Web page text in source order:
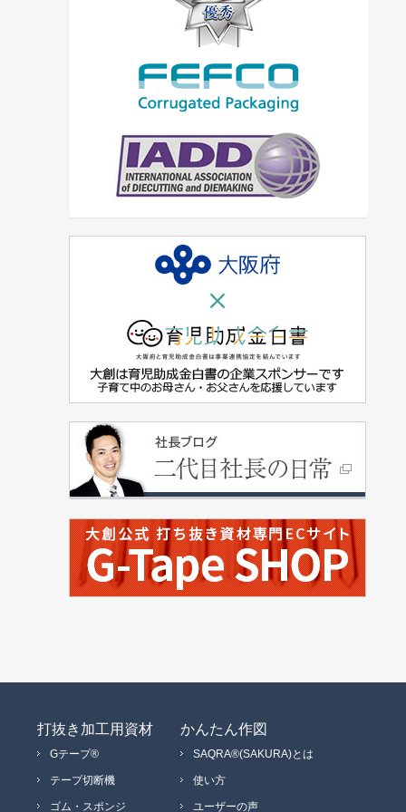
打抜き加工用資材
Gテープ®
テープ切断機
ゴム・スポンジ
かんたん作図
SAQRA®(SAKURA)とは
使い方
ユーザーの声